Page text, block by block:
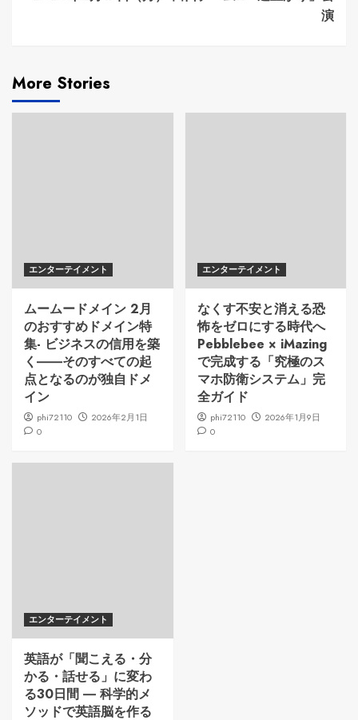
演
More Stories
エンターテイメント
ムームードメイン 2月
のおすすめドメイン特
集- ビジネスの信用を築
く――そのすべての起
点となるのが独自ドメ
イン
phi72110
2026年2月1日
0
エンターテイメント
なくす不安と消える恐
怖をゼロにする時代へ
Pebblebee × iMazing
で完成する「究極のス
マホ防衛システム」完
全ガイド
phi72110
2026年1月9日
0
エンターテイメント
英語が「聞こえる・分
かる・話せる」に変わ
る30日間 ― 科学的メ
ソッドで英語脳を作る